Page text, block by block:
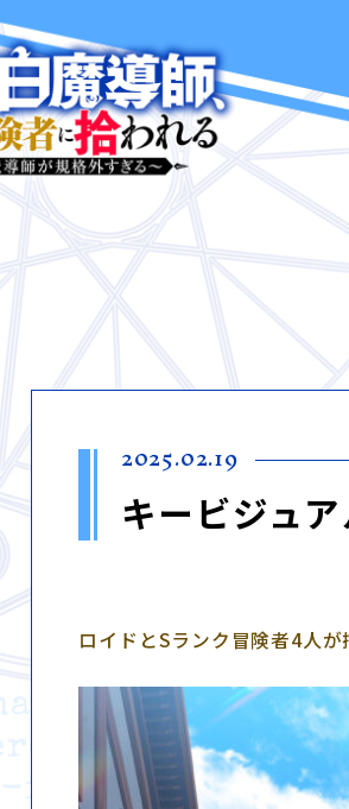
2025.02.19
キービジュ
ロイドとSランク冒険者4人